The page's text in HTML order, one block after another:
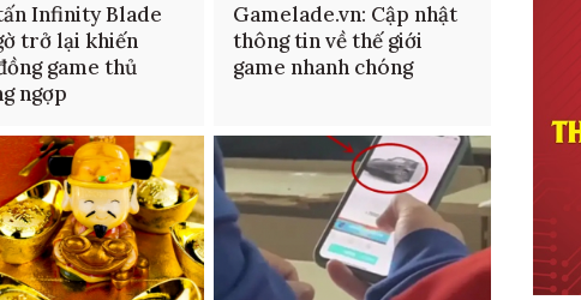
Infinity Blade
trở lại khiến
game thủ
ngợp
Gamelade.vn: Cập nhật
thông tin về thế giới
game nhanh chóng